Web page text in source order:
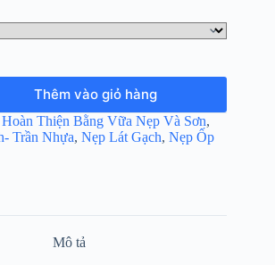
Thêm vào giỏ hàng
Hoàn Thiện Bằng Vữa Nẹp Và Sơn,
Trần Nhựa, Nẹp Lát Gạch, Nẹp Ốp
Mô tả